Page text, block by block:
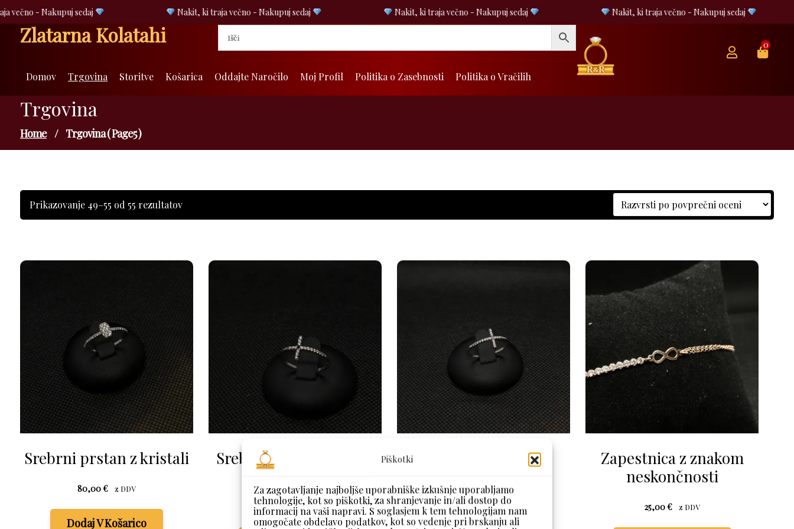
Piškotki
Za zagotavljanje najboljše uporabniške izkušnje uporabljamo
tehnologije, kot so piškotki, za shranjevanje in/ali dostop do
informacij na vaši napravi. S soglasjem k tem tehnologijam nam
omogočate obdelavo podatkov, kot so vedenje pri brskanju ali
Skip
to
content
- Nakupuj sedaj Nakit, ki traja večno - Nakupuj sedaj Nakit, ki traja večno - Nakupuj sedaj Nakit, ki traja večno - Nakupuj sedaj
Zlatarna Kolatahi 0
Domov Trgovina Storitve Košarica Oddajte Naročilo Moj Profil Politika o Zasebnosti Politika o Vračilih
Trgovina
Home / Trgovina ( Page5 )
Prikazovanje 49–55 od 55 rezultatovRazvrščeno
po
Srebrni prstan z kristali
80,00€ z DDV
Dodaj V Košarico
Srebrni prstan z črnim
kamnom
60,00€ z DDV
Prstan iz srebra
60,00€ z DDV
Dodaj V Košarico
Zapestnica z znakom
neskončnosti
25,00€ z DDV